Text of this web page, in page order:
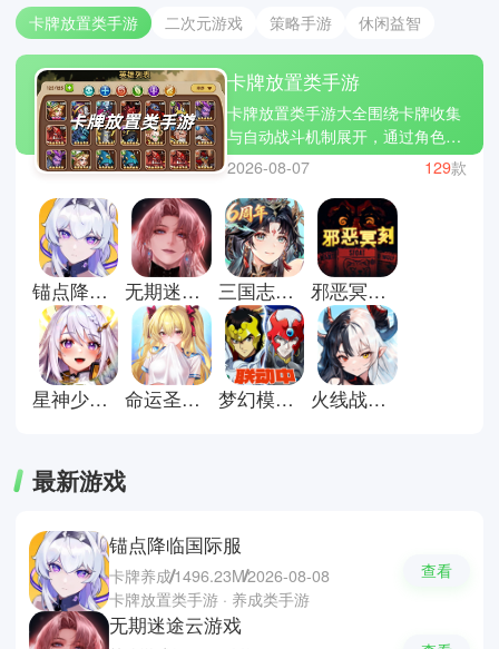
卡牌放置类手游 二次元游戏 策略手游 休闲益智
卡牌放置类手游
卡牌放置类手游大全围绕卡牌收集
与自动战斗机制展开，通过角色养
成与数值成长构建持续推进的游戏
框架，整体强调轻操作与长期积累
之间的平衡关系。玩家通常依托阵
容配置、技能衔接与资源分配完成
关卡推进，在碎片时间中进行日常
养成与阶段调整，同时借助离线收
益保持进度稳定延续，如放置奇
兵、剑与远征、闪烁之光等作品。
专题内容将整合常见的卡牌放置类
手游下载资源并保持持续更新，逐
步补充更多同类产品，方便用户集
中了解该类型的发展路径与玩法差
2026-08-07 129款
锚点降临国际服 无期迷途云游戏 三国志幻想大陆官方正版 邪恶冥刻手机版
星神少女官方版 命运圣契官方版 梦幻模拟战官方版 火线战姬手游
最新游戏
锚点降临国际服
卡牌养成1496.23M2026-08-08
卡牌放置类手游 · 养成类手游
查看
无期迷途云游戏